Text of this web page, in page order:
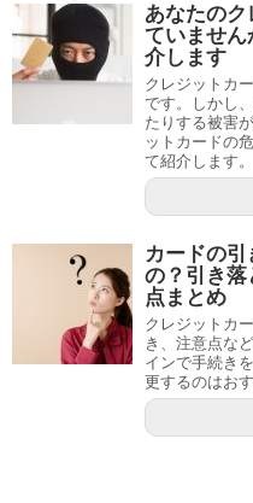
あなたの
ていませ
介します
クレジットカ
です。しかし
たりする被害
ットカードの
て紹介します。
カードの
の？引き落
点まとめ
クレジットカ
き、注意点な
インで手続き
更するのはお